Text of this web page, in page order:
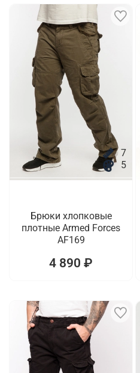
7
5
Брюки хлопковые
плотные Armed Forces
AF169
4 890 ₽